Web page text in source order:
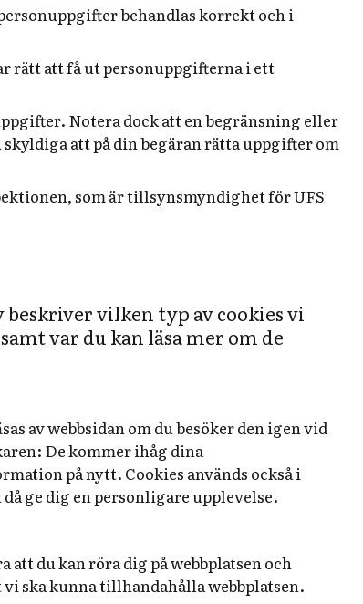
behandlas korrekt och i
rätt att få ut personuppgifterna i ett
Notera dock att en begränsning eller
att på din begäran rätta uppgifter om
som är tillsynsmyndighet för UFS
vilken typ av cookies vi
var du kan läsa mer om de
av webbsidan om du besöker den igen vid
De kommer ihåg dina
på nytt. Cookies används också i
ge dig en personligare upplevelse.
du kan röra dig på webbplatsen och
ska kunna tillhandahålla webbplatsen.